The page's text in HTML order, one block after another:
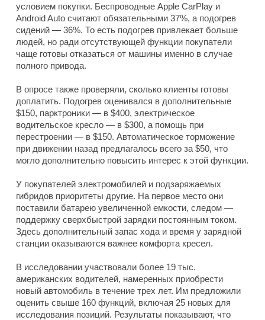
условием покупки. Беспроводные Apple CarPlay и
Android Auto считают обязательными 37%, а подогрев
сидений — 36%. То есть подогрев привлекает больше
людей, но ради отсутствующей функции покупатели
чаще готовы отказаться от машины именно в случае
полного привода.
В опросе также проверяли, сколько клиенты готовы
доплатить. Подогрев оценивался в дополнительные
$150, парктроники — в $400, электрическое
водительское кресло — в $300, а помощь при
перестроении — в $150. Автоматическое торможение
при движении назад предлагалось всего за $50, что
могло дополнительно повысить интерес к этой функции.
У покупателей электромобилей и подзаряжаемых
гибридов приоритеты другие. На первое место они
поставили батарею увеличенной емкости, следом —
поддержку сверхбыстрой зарядки постоянным током.
Здесь дополнительный запас хода и время у зарядной
станции оказываются важнее комфорта кресел.
В исследовании участвовали более 19 тыс.
американских водителей, намеренных приобрести
новый автомобиль в течение трех лет. Им предложили
оценить свыше 160 функций, включая 25 новых для
исследования позиций. Результаты показывают, что